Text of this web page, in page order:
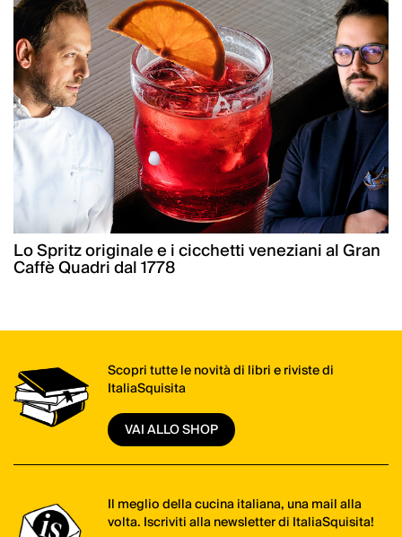
Lo Spritz originale e i cicchetti veneziani al Gran
Caffè Quadri dal 1778
Scopri tutte le novità di libri e riviste di
ItaliaSquisita
VAI ALLO SHOP
Il meglio della cucina italiana, una mail alla
volta. Iscriviti alla newsletter di ItaliaSquisita!